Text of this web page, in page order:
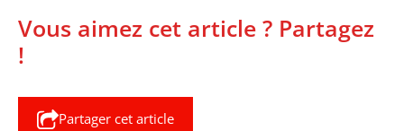
Vous aimez cet article ? Partagez
!
Partager cet article